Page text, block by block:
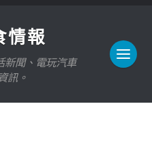
情報
新聞、電玩汽車
訊。